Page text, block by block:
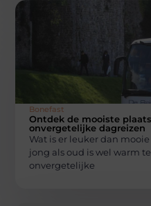
Bonefast
Ontdek de mooiste
onvergetelijke dagreizen
Wat is er leuker dan
jong als oud is wel warm
onvergetelijke